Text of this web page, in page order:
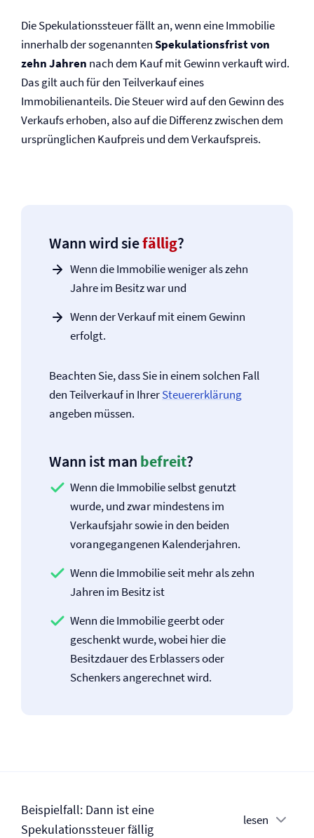
Die Spekulationssteuer fällt an, wenn eine Immobilie
innerhalb der sogenanntenSpekulationsfrist von
zehn Jahren nach dem Kauf mit Gewinn verkauft wird.
Das gilt auch für den Teilverkauf eines
Immobilienanteils. Die Steuer wird auf den Gewinn des
Verkaufs erhoben, also auf die Differenz zwischen dem
ursprünglichen Kaufpreis und dem Verkaufspreis.
Wann wird siefällig?
Wenn die Immobilie weniger als zehn
Jahre im Besitz war und
Wenn der Verkauf mit einem Gewinn
erfolgt.
Beachten Sie, dass Sie in einem solchen Fall
den Teilverkauf in IhrerSteuererklärung
angeben müssen.
Wann ist man befreit?
Wenn die Immobilie selbst genutzt
wurde, und zwar mindestens im
Verkaufsjahr sowie in den beiden
vorangegangenen Kalenderjahren.
Wenn die Immobilie seit mehr als zehn
Jahren im Besitz ist
Wenn die Immobilie geerbt oder
geschenkt wurde, wobei hier die
Besitzdauer des Erblassers oder
Schenkers angerechnet wird.
Beispielfall: Dann ist eine
Spekulationssteuer fällig
lesen